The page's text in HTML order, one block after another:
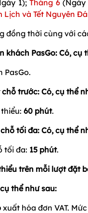
1);Tháng 6(Ngày
Lịch và Tết Nguyên
đồng thời cùng với
khách PasGo: Có, cụ
PasGo.
trước: Có, cụ thể
60 phút.
tối đa: Có, cụ thể
tối đa: 15 phút.
trên mỗi lượt đặt
thể như sau:
xuất hóa đơn VAT.